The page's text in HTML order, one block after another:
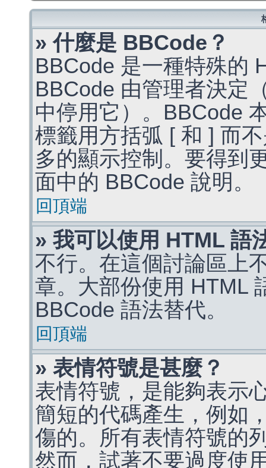
» 什麼是 BBCode？
BBCode 是一種特殊的
BBCode 由管理者決定
中停用它）。BBCode
標籤用方括弧 [ 和 ] 而
多的顯示控制。要得到
面中的 BBCode 說明。
回頂端
» 我可以使用 HTML 語
不行。在這個討論區上
章。大部份使用 HTML
BBCode 語法替代。
回頂端
» 表情符號是甚麼？
表情符號，是能夠表示
簡短的代碼產生，例如
傷的。所有表情符號的
然而，試著不要過度使